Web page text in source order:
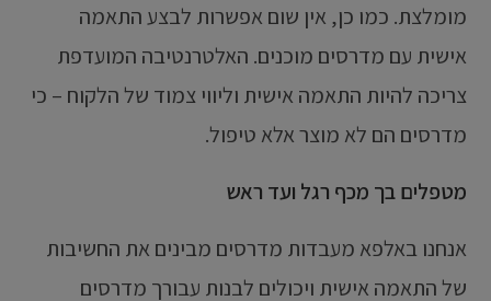
מומלצת. כמו כן, אין שום אפשרות לבצע התאמה
אישית עם מדרסים מוכנים. האלטרנטיבה המועדפת
צריכה להיות התאמה אישית וליווי צמוד של הלקוח – כי
מדרסים הם לא מוצר אלא טיפול.
מטפלים בך מכף רגל ועד ראש
אנחנו באלפא מעבדות מדרסים מבינים את החשיבות
של התאמה אישית ויכולים לבנות עבורך מדרסים